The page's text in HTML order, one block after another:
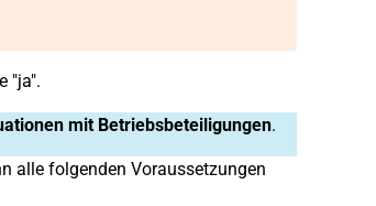
"ja".
mit Betriebsbeteiligungen.
alle folgenden Voraussetzungen